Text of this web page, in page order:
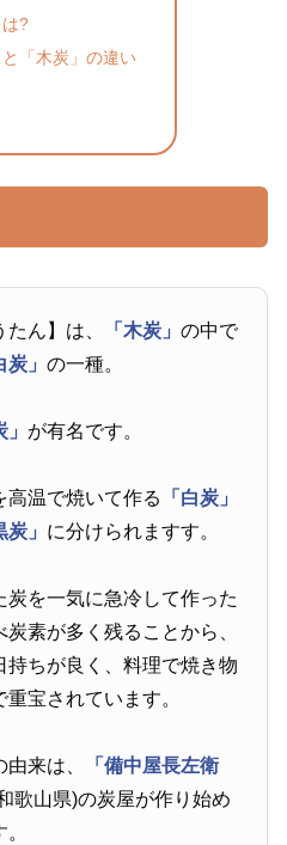
は?
と「木炭」の違い
たん】は、 「木炭」の中で
炭」の一種。
が有名です。
高温で焼いて作る
「白炭」
炭」 に分けられますす。
炭を一気に急冷して作った
炭素が多く残ることから、
ちが良く、料理で焼き物
宝されています。
来は、
「備中屋長左衛
歌山県)の炭屋が作り始め